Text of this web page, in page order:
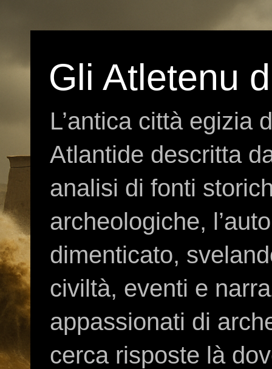
Gli Atletenu
L’antica città egizia
Atlantide descritta
analisi di fonti
archeologiche,
dimenticato,
civiltà, eventi e
appassionati di
cerca risposte là